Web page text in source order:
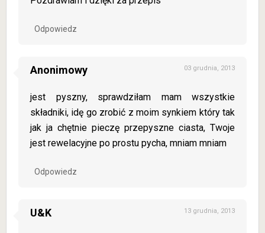
Odpowiedz
Anonimowy 03 grudnia, 2013
jest pyszny, sprawdziłam mam wszystkie
składniki, idę go zrobić z moim synkiem który tak
jak ja chętnie pieczę przepyszne ciasta, Twoje
jest rewelacyjne po prostu pycha, mniam mniam
Odpowiedz
U&K 13 grudnia, 2013